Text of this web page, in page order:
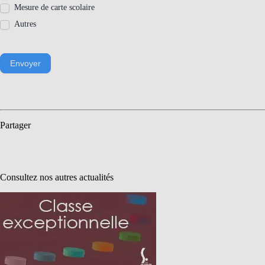
Mesure de carte scolaire
Autres
Envoyer
Partager
Consultez nos autres actualités